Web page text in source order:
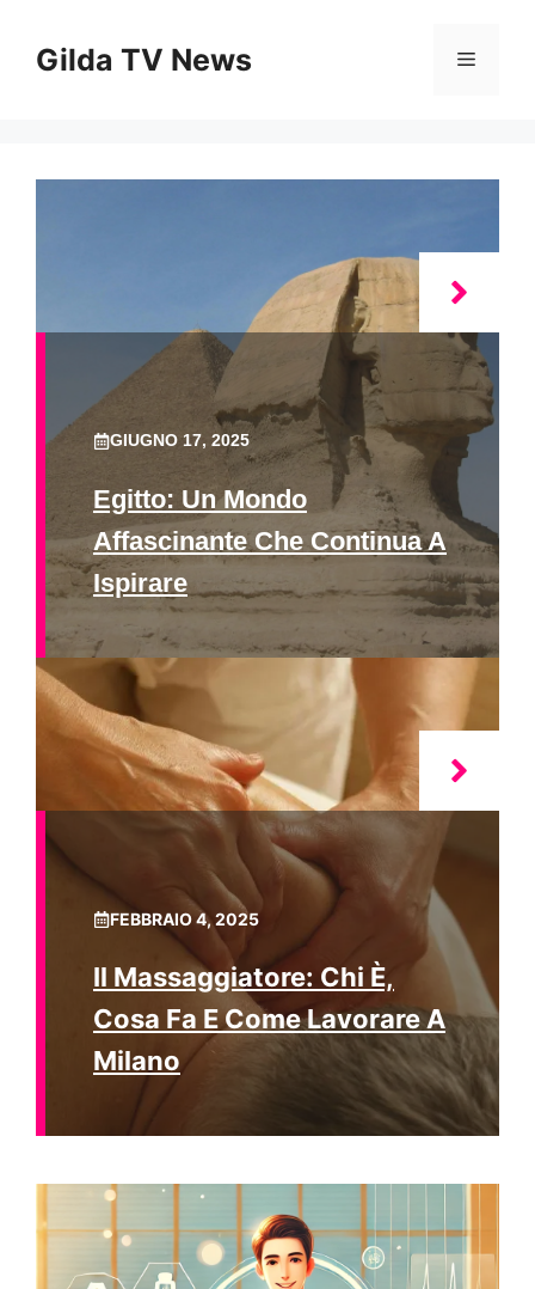
contenuto
Gilda TV News Menu
GIUGNO 17, 2025
Egitto: Un Mondo
Affascinante Che Continua A
Ispirare
FEBBRAIO 4, 2025
Il Massaggiatore: Chi È,
Cosa Fa E Come Lavorare A
Milano